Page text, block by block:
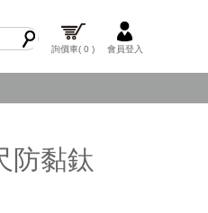
詢價車( 0 ) 會員登入
防黏鈦